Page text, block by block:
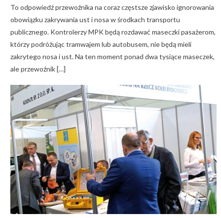
To odpowiedź przewoźnika na coraz częstsze zjawisko ignorowania
obowiązku zakrywania ust i nosa w środkach transportu
publicznego. Kontrolerzy MPK będą rozdawać maseczki pasażerom,
którzy podróżując tramwajem lub autobusem, nie będą mieli
zakrytego nosa i ust. Na ten moment ponad dwa tysiące maseczek,
ale przewoźnik […]